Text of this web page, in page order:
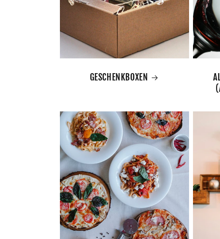
GESCHENKBOXEN